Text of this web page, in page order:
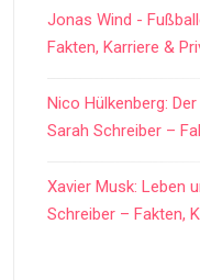
Jonas Wind -
Fakten, Karriere &
Nico Hülkenberg:
Sarah Schreiber –
Xavier Musk: Leben
Schreiber – Fakten,